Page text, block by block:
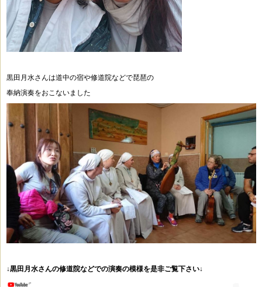
黒田月水さんは道中の宿や修道院などで琵琶の
奉納演奏をおこないました
↓黒田月水さんの修道院などでの演奏の模様を是非ご覧下さい↓